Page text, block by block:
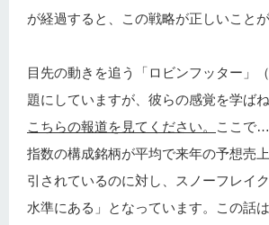
が経過すると、この戦略が正しいことが
目先の動きを追う「ロビンフッター」
題にしていますが、彼らの感覚を学ば
こちらの報道を見てください。
ここで
指数の構成銘柄が平均で来年の予想売
引されているのに対し、スノーフレイ
水準にある」となっています。この話